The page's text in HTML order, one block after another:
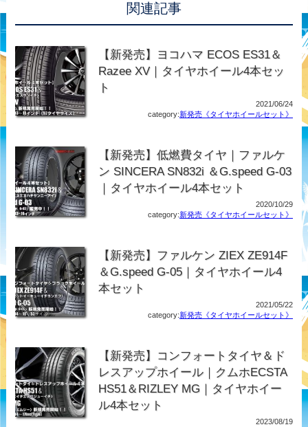
関連記事
【新発売】ヨコハマ ECOS ES31＆
Razee XV｜タイヤホイール4本セッ
ト
2021/06/24
category:新発売《タイヤホイールセット》
【新発売】低燃費タイヤ｜ファルケ
ン SINCERA SN832i ＆G.speed G-03
｜タイヤホイール4本セット
2020/10/29
category:新発売《タイヤホイールセット》
【新発売】ファルケン ZIEX ZE914F
＆G.speed G-05｜タイヤホイール4
本セット
2021/05/22
category:新発売《タイヤホイールセット》
【新発売】コンフォートタイヤ＆ド
レスアップホイール｜クムホECSTA
HS51＆RIZLEY MG｜タイヤホイー
ル4本セット
2023/08/19